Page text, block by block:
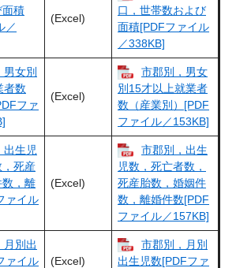
面積
／
(Excel)
口，世帯数および
面積[PDFファイル
／338KB]
男女別
者数
ファ
(Excel)
市郡別，男女
別15才以上就業者
数（産業別）[PDF
ファイル／153KB]
出生児
死産
数，離
ァイル
(Excel)
市郡別，出生
児数，死亡者数，
死産胎数，婚姻件
数，離婚件数[PDF
ファイル／157KB]
月別出
ァイル
(Excel)
市郡別，月別
出生児数[PDFファ